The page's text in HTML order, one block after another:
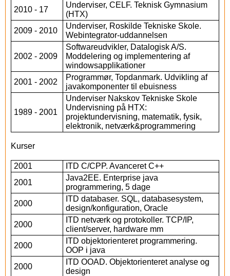
2010 - 17
Underviser, CELF. Teknisk Gymnasium
(HTX)
2009 - 2010
Underviser, Roskilde Tekniske Skole.
Webintegrator-uddannelsen
2002 - 2009
Softwareudvikler, Datalogisk A/S.
Moddelering og implementering af
windowsapplikationer
2001 - 2002
Programmør, Topdanmark. Udvikling af
javakomponenter til ebuisness
1989 - 2001
Underviser Nakskov Tekniske Skole
Undervisning på HTX:
projektundervisning, matematik, fysik,
elektronik, netværk&programmering
Kurser
2001
ITD C/CPP. Avanceret C++
2001
Java2EE. Enterprise java
programmering, 5 dage
2000
ITD databaser. SQL, databasesystem,
design/konfiguration, Oracle
2000
ITD netværk og protokoller. TCP/IP,
client/server, hardware mm
2000
ITD objektorienteret programmering.
OOP i java
2000
ITD OOAD. Objektorienteret analyse og
design